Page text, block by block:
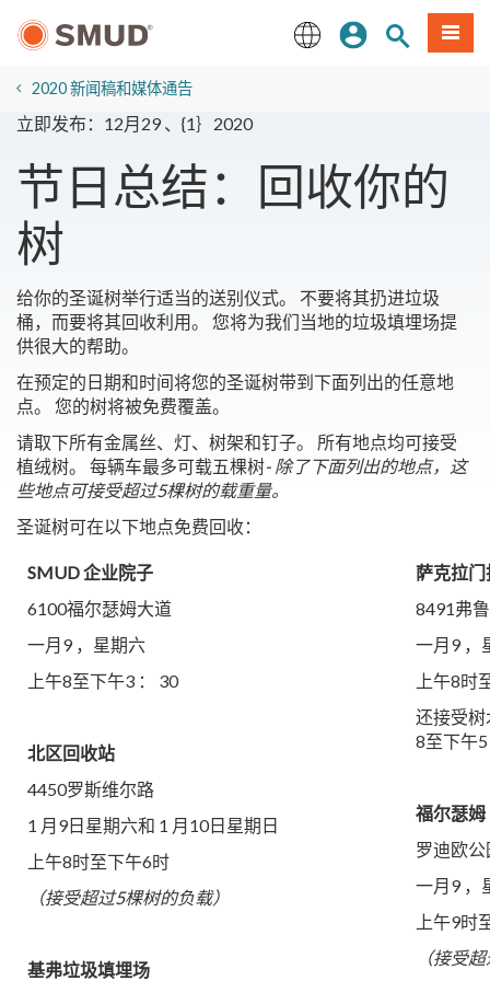
登录网站搜索
項目
2020 新闻稿和媒体通告
立即发布：12月29 、{1｝2020
节日总结：回收你的
树
给你的圣诞树举行适当的送别仪式。 不要将其扔进垃圾
桶，而要将其回收利用。 您将为我们当地的垃圾填埋场提
供很大的帮助。
在预定的日期和时间将您的圣诞树带到下面列出的任意地
点。 您的树将被免费覆盖。
请取下所有金属丝、灯、树架和钉子。 所有地点均可接受
植绒树。 每辆车最多可载五棵树- 除了下面列出的地点，这
些地点可接受超过5棵树的载重量。
圣诞树可在以下地点免费回收：
SMUD 企业院子
6100福尔瑟姆大道
一月9 ，星期六
上午8至下午3 ： 30
北区回收站
4450罗斯维尔路
1 月9日星期六和 1 月10日星期日
上午8时至下午6时
（接受超过5棵树的负载）
基弗垃圾填埋场
萨克拉
8491弗
一月9 ，
上午8时
还接受树
8至下午5
福尔瑟姆
罗迪欧
一月9 ，
上午9时
（接受